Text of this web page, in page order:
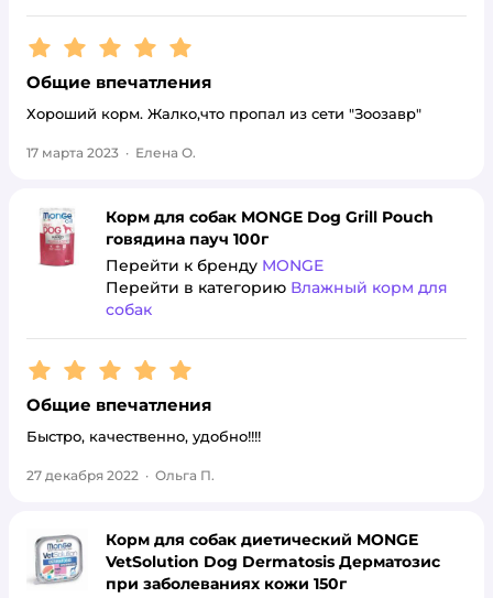
Рейтинг:5
Общие впечатления
Хороший корм. Жалко,что пропал из сети "Зоозавр"
17 марта 2023 · Елена О.
Корм для собак MONGE Dog Grill Pouch
говядина пауч 100г
Перейти к бренду MONGE
Перейти в категорию Влажный корм для
собак
Рейтинг:5
Общие впечатления
Быстро, качественно, удобно!!!!
27 декабря 2022 · Ольга П.
Корм для собак диетический MONGE
VetSolution Dog Dermatosis Дерматозис
при заболеваниях кожи 150г